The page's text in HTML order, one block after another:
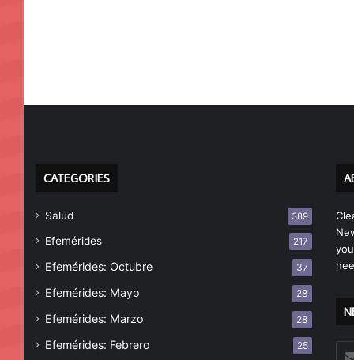
CATEGORIES
Salud 389
Efemérides 217
Efemérides: Octubre 37
Efemérides: Mayo 28
Efemérides: Marzo 28
Efemérides: Febrero 25